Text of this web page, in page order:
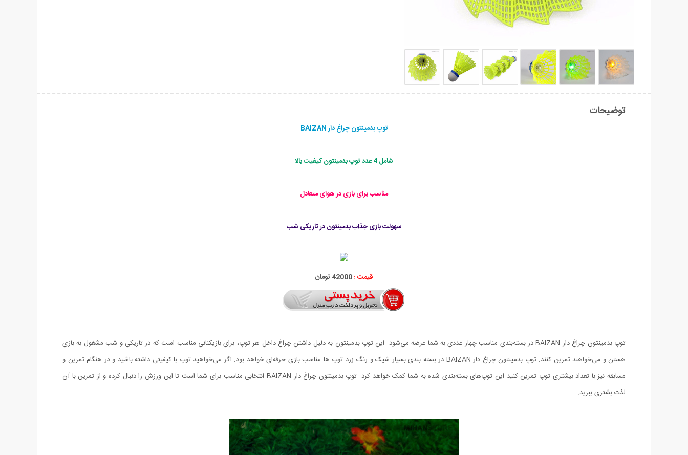
توضیحات
توپ بدمینتون چراغ دار BAIZAN
شامل 4 عدد توپ بدمینتون کیفیت بالا
مناسب برای بازی در هوای متعادل
سهولت بازی جذاب بدمینتون در تاریکی شب
قیمت :42000 تومان
توپ بدمینتون چراغ دار BAIZAN در بسته‌بندی مناسب چهار عددی به شما عرضه می‌شود. این توپ بدمینتون به دلیل داشتن چراغ داخل هر توپ، برای بازیکنانی مناسب است که در تاریکی و شب مشغول به بازی
هستن و می‌خواهند تمرین کنند. توپ بدمینتون چراغ دار BAIZAN در بسته بندی بسیار شیک و رنگ زرد توپ ها مناسب بازی حرفه‌ای خواهد بود. اگر می‌خواهید توپ با کیفیتی داشته باشید و در هنگام تمرین و
مسابقه نیز با تعداد بیشتری توپ تمرین کنید این توپ‌های بسته‌بندی شده به شما کمک خواهد کرد. توپ بدمینتون چراغ دار BAIZAN انتخابی مناسب برای شما است تا این ورزش را دنبال کرده و از تمرین با آن
لذت بشتری ببرید.